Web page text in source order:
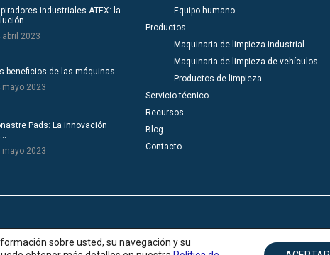
industriales ATEX: la
abril 2023
beneficios de las máquinas…
mayo 2023
Pads: La innovación
mayo 2023
Equipo humano
Productos
Maquinaria de limpieza industrial
Maquinaria de limpieza de vehículos
Productos de limpieza
Servicio técnico
Recursos
Blog
Contacto
|Créditossobre usted, su navegación y su